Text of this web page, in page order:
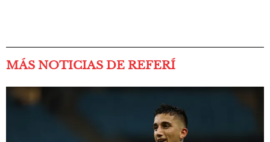
MÁS NOTICIAS DE REFERÍ